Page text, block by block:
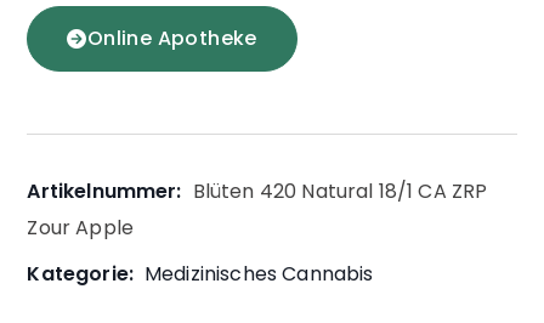
Online Apotheke
Artikelnummer: Blüten 420 Natural 18/1 CA ZRP
Zour Apple
Kategorie: Medizinisches Cannabis